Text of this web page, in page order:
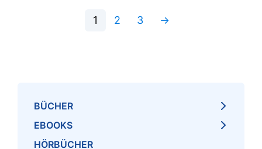
1 2 3 →
BÜCHER
EBOOKS
HÖRBÜCHER